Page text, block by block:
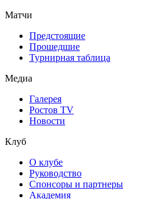
Матчи
Предстоящие
Прошедшие
Турнирная таблица
Медиа
Галерея
Ростов TV
Новости
Клуб
О клубе
Руководство
Спонсоры и партнеры
Академия